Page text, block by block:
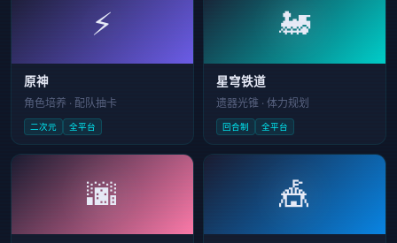
⚡
原神
角色培养 · 配队抽卡
二次元 全平台
🚂
星穹铁道
遗器光锥 · 体力规划
回合制 全平台
🌆 🎪